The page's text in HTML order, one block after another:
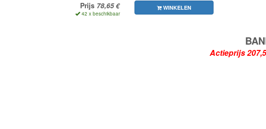
Prijs
42 x beschikbaar
WINKELEN
Actieprijs